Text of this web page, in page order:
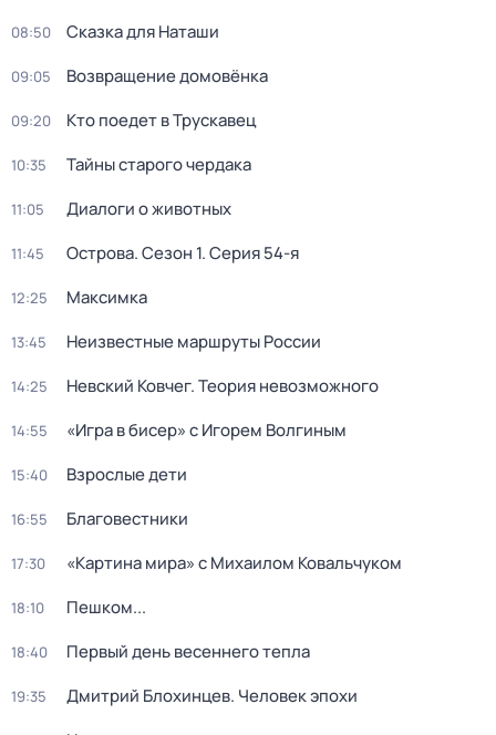
08:50 Сказка для Наташи
09:05 Возвращение домовёнка
09:20 Кто поедет в Трускавец
10:35 Тайны старого чердака
11:05 Диалоги о животных
11:45 Острова. Сезон 1. Серия 54-я
12:25 Максимка
13:45 Неизвестные маршруты России
14:25 Невский Ковчег. Теория невозможного
14:55 «Игра в бисер» с Игорем Волгиным
15:40 Взрослые дети
16:55 Благовестники
17:30 «Картина мира» с Михаилом Ковальчуком
18:10 Пешком...
18:40 Первый день весеннего тепла
19:35 Дмитрий Блохинцев. Человек эпохи